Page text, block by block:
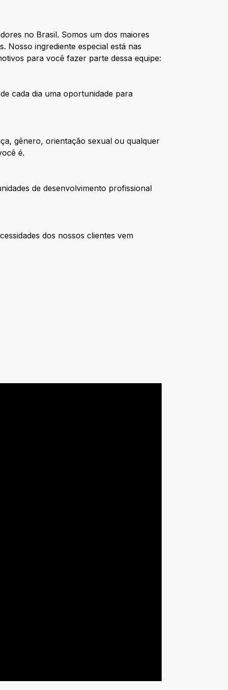
no Brasil. Somos um dos maiores
Nosso ingrediente especial está nas
para você fazer parte dessa equipe:
cada dia uma oportunidade para
gênero, orientação sexual ou qualquer
é.
de desenvolvimento profissional
dos nossos clientes vem